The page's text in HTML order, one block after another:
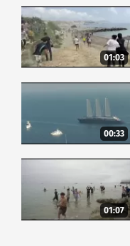
01:03
00:33
01:07